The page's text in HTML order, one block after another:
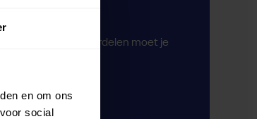
en om ons
social
sportruimte te beoordelen moet je